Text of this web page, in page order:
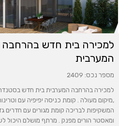
למכירה בית חדש בהרחבה
המערבית
מספר נכס: 2409
למכירה בהרחבה המערבית בית חדש
,מיקום מעולה . קומת כניסה יפיפיה עם
המשקיפות לבריכה קומת מגורים עם חדרים
ומאסטר הורים מפנק . מרתף מושלם היכול